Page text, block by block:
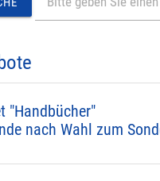
"Handbücher"
nach Wahl zum